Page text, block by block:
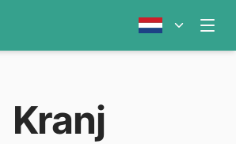
Kranj